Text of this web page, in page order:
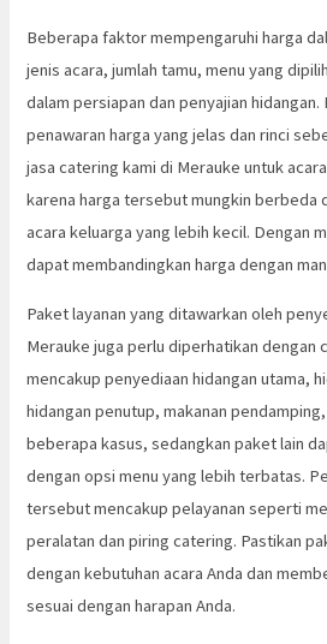
Beberapa faktor mempengaruhi harga
jenis acara, jumlah tamu, menu yang
dalam persiapan dan penyajian
penawaran harga yang jelas dan rinci
jasa catering kami di Merauke untuk
karena harga tersebut mungkin berbeda
acara keluarga yang lebih kecil. Dengan
dapat membandingkan harga dengan
Paket layanan yang ditawarkan oleh
Merauke juga perlu diperhatikan dengan
mencakup penyediaan hidangan utama,
hidangan penutup, makanan
beberapa kasus, sedangkan paket lain
dengan opsi menu yang lebih terbatas.
tersebut mencakup pelayanan seperti
peralatan dan piring catering. Pastikan
dengan kebutuhan acara Anda dan
sesuai dengan harapan Anda.